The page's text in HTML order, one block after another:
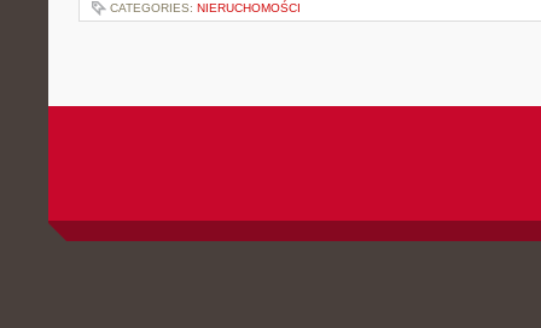
CATEGORIES: NIERUCHOMOŚCI